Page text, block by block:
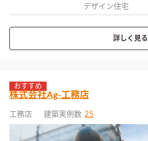
デザイン住宅
詳しく見る
おすすめ
株式会社Ag-工務店
工務店 建築実例数 25